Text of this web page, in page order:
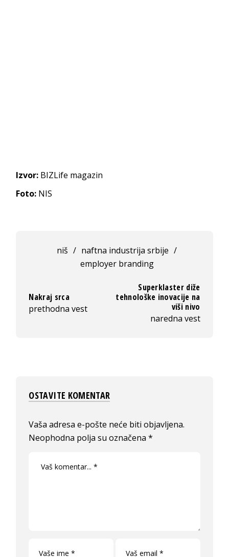
Izvor: BIZLife magazin
Foto: NIS
niš / naftna industrija srbije /
employer branding
Nakraj srca
prethodna vest
Superklaster diže
tehnološke inovacije na
viši nivo
naredna vest
OSTAVITE KOMENTAR
Vaša adresa e-pošte neće biti objavljena.
Neophodna polja su označena*